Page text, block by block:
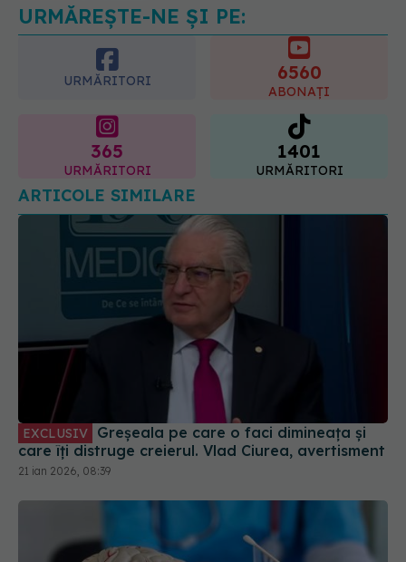
URMĂRITORI
365 1401
URMĂRITORI
ARTICOLE SIMILARE
EXCLUSIV
care îți distruge creierul. Vlad Ciurea, avertisment
21 ian 2026, 08:39